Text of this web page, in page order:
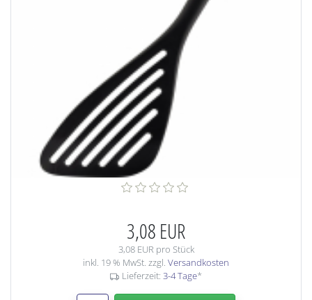
3,08 EUR
3,08 EUR pro Stück
inkl. 19 % MwSt. zzgl. Versandkosten
Lieferzeit: 3-4 Tage*